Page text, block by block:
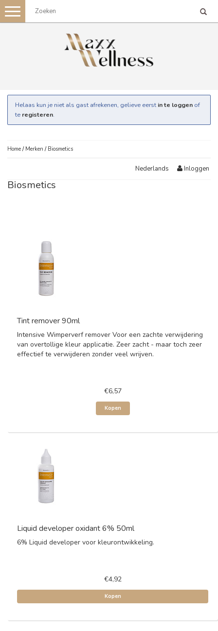
Toggle
navigation
Helaas kun je niet als gast afrekenen, gelieve eerst in te loggen of
te registeren.
Home / Merken / Biosmetics
Nederlands Inloggen
Biosmetics
Tint remover 90ml
Intensive Wimperverf remover Voor een zachte verwijdering
van overtollige kleur applicatie. Zeer zacht - maar toch zeer
effectief te verwijderen zonder veel wrijven.
€6,57
Kopen
Liquid developer oxidant 6% 50ml
6% Liquid developer voor kleurontwikkeling.
€4,92
Kopen